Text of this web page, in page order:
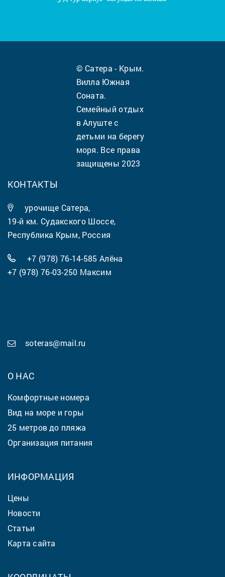
© Сатера - Крым.
Вилла Южная
Соната.
Семейный отдых
в Алуште с
детьми на берегу
моря. Все права
защищены 2023
КОНТАКТЫ
урочище Сатера,
19-й км. Судакского Шоссе,
Республика Крым, Россия
+7 (978) 76-14-585 Алёна
+7 (978) 76-03-250 Максим
soteras@mail.ru
О НАС
Комфортные номера
Вид на море и горы
25 метров до пляжа
Организация питания
ИНФОРМАЦИЯ
Цены
Новости
Статьи
Карта сайта